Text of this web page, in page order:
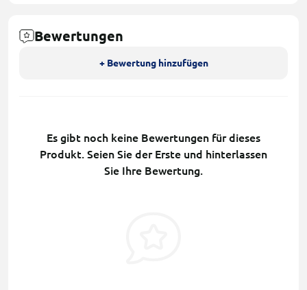
Bewertungen
+ Bewertung hinzufügen
Es gibt noch keine Bewertungen für dieses
Produkt. Seien Sie der Erste und hinterlassen
Sie Ihre Bewertung.